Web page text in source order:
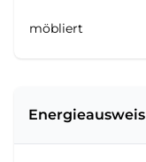
möbliert
Energieausweis